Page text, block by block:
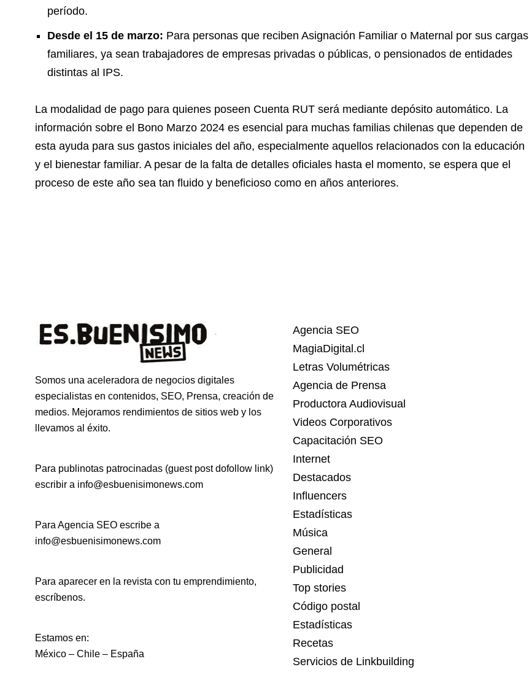
período.
Desde el 15 de marzo: Para personas que reciben Asignación Familiar o Maternal por sus cargas
familiares, ya sean trabajadores de empresas privadas o públicas, o pensionados de entidades
distintas al IPS.
La modalidad de pago para quienes poseen Cuenta RUT será mediante depósito automático. La
información sobre el Bono Marzo 2024 es esencial para muchas familias chilenas que dependen de
esta ayuda para sus gastos iniciales del año, especialmente aquellos relacionados con la educación
y el bienestar familiar. A pesar de la falta de detalles oficiales hasta el momento, se espera que el
proceso de este año sea tan fluido y beneficioso como en años anteriores.
Somos una aceleradora de negocios digitales
especialistas en contenidos, SEO, Prensa, creación de
medios. Mejoramos rendimientos de sitios web y los
llevamos al éxito.
Para publinotas patrocinadas (guest post dofollow link)
escribir a info@esbuenisimonews.com
Para Agencia SEO escribe a
info@esbuenisimonews.com
Para aparecer en la revista con tu emprendimiento,
escríbenos.
Estamos en:
México – Chile – España
Agencia SEO
MagiaDigital.cl
Letras Volumétricas
Agencia de Prensa
Productora Audiovisual
Videos Corporativos
Capacitación SEO
Internet
Destacados
Influencers
Estadísticas
Música
General
Publicidad
Top stories
Código postal
Estadísticas
Recetas
Servicios de Linkbuilding